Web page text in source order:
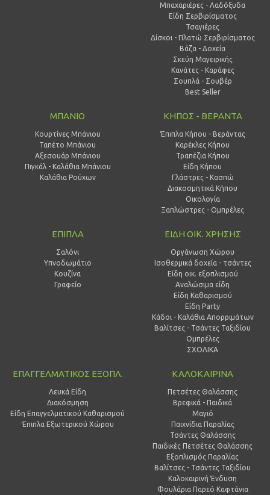
Μπαχαριέρες - Λαδόξυδα
Είδη Σερβιρίσματος
Τσαγιέρες
Δίσκοι - Πλατώ Σερβιρίσματος
Βάζα - Δοχεία
Σκεύη Μαγειρικής
Κανάτες - Καράφες
Σουπλά - Σουβέρ
Best Seller
ΜΠΑΝΙΟ
Κουρτίνες Μπάνιου
Ταπέτο Μπάνιου
Αξεσουάρ Μπάνιου
Πιγκάλ - Καλάθια Μπάνιου
Καλάθια Ρούχων
ΚΗΠΟΣ - ΒΕΡΑΝΤΑ
Έπιπλα Κήπου - Βεράντας
Καρέκλες Κήπου
Τραπέζια Κήπου
Είδη Κήπου
Γλάστρες - Κασπώ
Διακοσμητικά Κήπου
Οικολογία
Ξαπλώστρες - Ομπρέλες
ΕΠΙΠΛΑ
Σαλόνι
Υπνοδωμάτιο
Κουζίνα
Γραφείο
ΕΙΔΗ ΟΙΚ. ΧΡΗΣΗΣ
Οργάνωση Χώρου
Ισοθερμικά δοχεία - τσάντες
Είδη οικ. εξοπλισμού
Αναλώσιμα είδη
Είδη Καθαρισμού
Είδη Party
Κάδοι - Καλάθια Απορριμάτων
Βαλίτσες - Τσάντες Ταξιδίου
Ομπρέλες
ΣΧΟΛΙΚΑ
ΕΠΑΓΓΕΛΜΑΤΙΚΟΣ ΕΞΟΠΛ.
Λευκά Είδη
Διακόσμηση
Είδη Επαγγελματικού Καθαρισμού
Έπιπλα Εξωτερικού Χώρου
ΚΑΛΟΚΑΙΡΙΝΑ
Πετσέτες Θαλάσσης
Βρεφικά - Παιδικά
Μαγιό
Παιχνίδια Παραλίας
Τσάντες Θαλάσσης
Παιδικές Πετσέτες Θαλάσσης
Εξοπλισμός Παραλίας
Βαλίτσες - Τσάντες Ταξιδίου
Καλοκαιρινή Ένδυση
Φουλάρια Παρεό Καφτάνια